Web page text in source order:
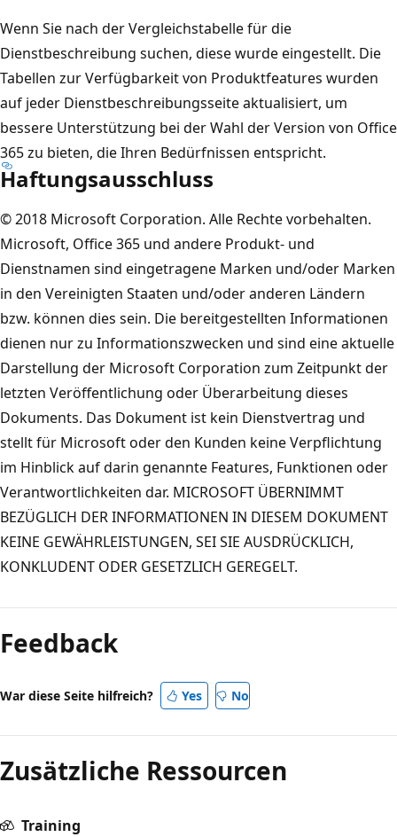
Wenn Sie nach der Vergleichstabelle für die
Dienstbeschreibung suchen, diese wurde eingestellt. Die
Tabellen zur Verfügbarkeit von Produktfeatures wurden
auf jeder Dienstbeschreibungsseite aktualisiert, um
bessere Unterstützung bei der Wahl der Version von Office
365 zu bieten, die Ihren Bedürfnissen entspricht.
Haftungsausschluss
© 2018 Microsoft Corporation. Alle Rechte vorbehalten.
Microsoft, Office 365 und andere Produkt- und
Dienstnamen sind eingetragene Marken und/oder Marken
in den Vereinigten Staaten und/oder anderen Ländern
bzw. können dies sein. Die bereitgestellten Informationen
dienen nur zu Informationszwecken und sind eine aktuelle
Darstellung der Microsoft Corporation zum Zeitpunkt der
letzten Veröffentlichung oder Überarbeitung dieses
Dokuments. Das Dokument ist kein Dienstvertrag und
stellt für Microsoft oder den Kunden keine Verpflichtung
im Hinblick auf darin genannte Features, Funktionen oder
Verantwortlichkeiten dar. MICROSOFT ÜBERNIMMT
BEZÜGLICH DER INFORMATIONEN IN DIESEM DOKUMENT
KEINE GEWÄHRLEISTUNGEN, SEI SIE AUSDRÜCKLICH,
KONKLUDENT ODER GESETZLICH GEREGELT.
Feedback
War diese Seite hilfreich? Yes No
Zusätzliche Ressourcen
Training